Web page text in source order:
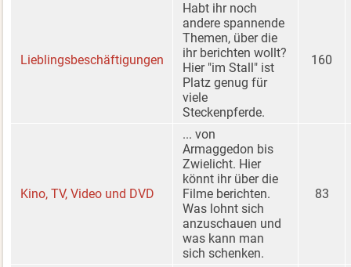
Lieblingsbeschäftigungen
Habt ihr noch
andere spannende
Themen, über die
ihr berichten wollt?
Hier "im Stall" ist
Platz genug für
viele
Steckenpferde.
160
Kino, TV, Video und DVD
... von
Armaggedon bis
Zwielicht. Hier
könnt ihr über die
Filme berichten.
Was lohnt sich
anzuschauen und
was kann man
sich schenken.
83